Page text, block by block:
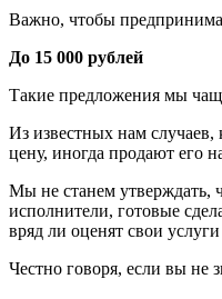
Важно, чтобы
До 15 000 рублей
Такие предложения мы
Из известных нам случаев,
цену, иногда продают его
Мы не станем утверждать,
исполнители, готовые
вряд ли оценят свои
Честно говоря, если вы не